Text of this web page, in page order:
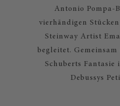
Antonio Pompa-
vierhändigen
Steinway Artist
begleitet.
Schuberts Fantasie
Debussys